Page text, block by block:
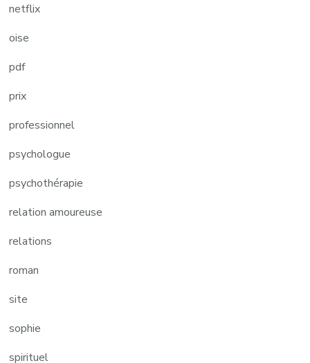
netflix
oise
pdf
prix
professionnel
psychologue
psychothérapie
relation amoureuse
relations
roman
site
sophie
spirituel